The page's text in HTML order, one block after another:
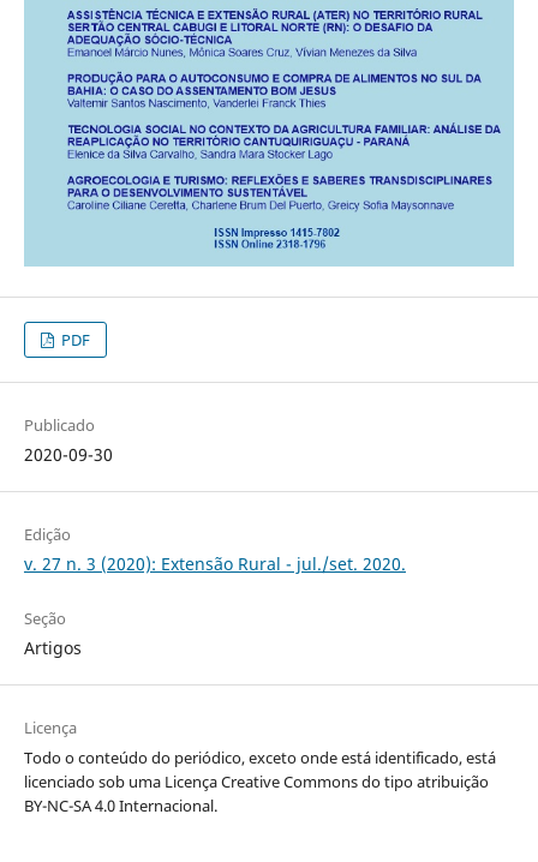
PDF
Publicado
2020-09-30
Edição
v. 27 n. 3 (2020): Extensão Rural - jul./set. 2020.
Seção
Artigos
Licença
Todo o conteúdo do periódico, exceto onde está identificado, está
licenciado sob uma Licença Creative Commons do tipo atribuição
BY-NC-SA 4.0 Internacional.